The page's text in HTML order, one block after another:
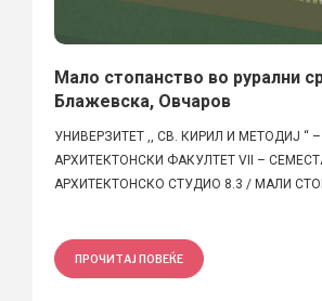
Мало стопанство во рурални
Блажевска, Овчаров
УНИВЕРЗИТЕТ ,, СВ. КИРИЛ И МЕТОДИЈ “
АРХИТЕКТОНСКИ ФАКУЛТЕТ VII –
АРХИТЕКТОНСКО СТУДИО 8.3 / МАЛИ
ПРОЧИТАЈ ПОВЕЌЕ